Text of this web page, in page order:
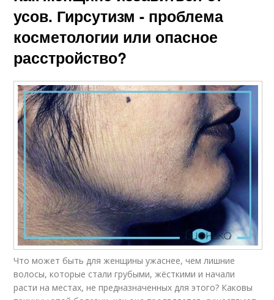
усов. Гирсутизм - проблема
косметологии или опасное
расстройство?
Что может быть для женщины ужаснее, чем лишние
волосы, которые стали грубыми, жёсткими и начали
расти на местах, не предназначенных для этого? Каковы